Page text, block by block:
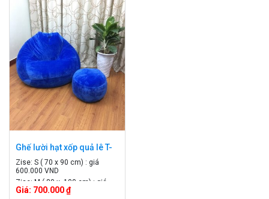
Ghế lười hạt xốp quả lê T-
Zise: S ( 70 x 90 cm) : giá
600.000 VND
Zise: M ( 80 x 100 cm) : giá
700.000 VND
Giá: 700.000 ₫